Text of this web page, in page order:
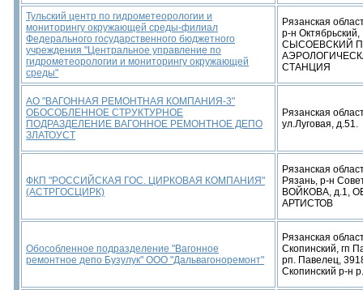
Тульский центр по гидрометеорологии и
мониторингу окружающей среды-филиал
Федерального государственного бюджетного
учреждения "Центральное управление по
гидрометеорологии и мониторингу окружающей
среды"
Рязанская
р-н Октябрьский,
СЫСОЕВСКИЙ
СТАНЦИЯ
АО "ВАГОННАЯ РЕМОНТНАЯ КОМПАНИЯ-3"
ОБОСОБЛЕННОЕ СТРУКТУРНОЕ
ПОДРАЗДЕЛЕНИЕ ВАГОННОЕ РЕМОНТНОЕ ДЕПО
ЗЛАТОУСТ
Рязанская
ул.Луговая, д.51.
ФКП "РОССИЙСКАЯ ГОС. ЦИРКОВАЯ КОМПАНИЯ"
(АСТРГОСЦИРК)
Рязанская
Рязань, р-н
ВОЙКОВА, д.1,
АРТИСТОВ
Обособленное подразделение "Вагонное
ремонтное депо Бузулук" ООО "Дальвагоноремонт"
Рязанская
Скопинский, гп
рп. Павелец,
Скопинский р-н